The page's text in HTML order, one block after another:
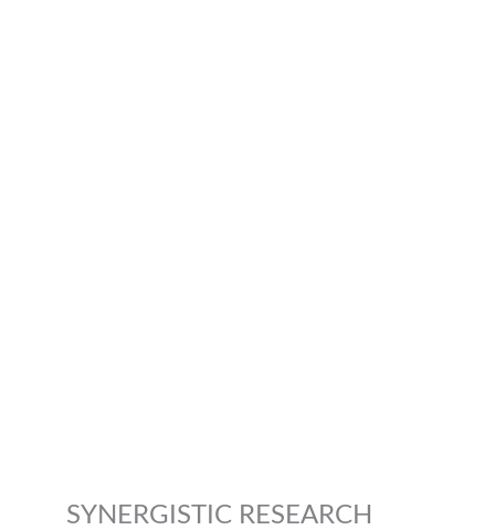
SYNERGISTIC RESEARCH